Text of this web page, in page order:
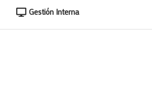
Gestión Interna